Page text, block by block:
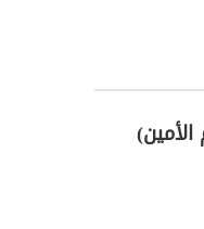
الأمين)